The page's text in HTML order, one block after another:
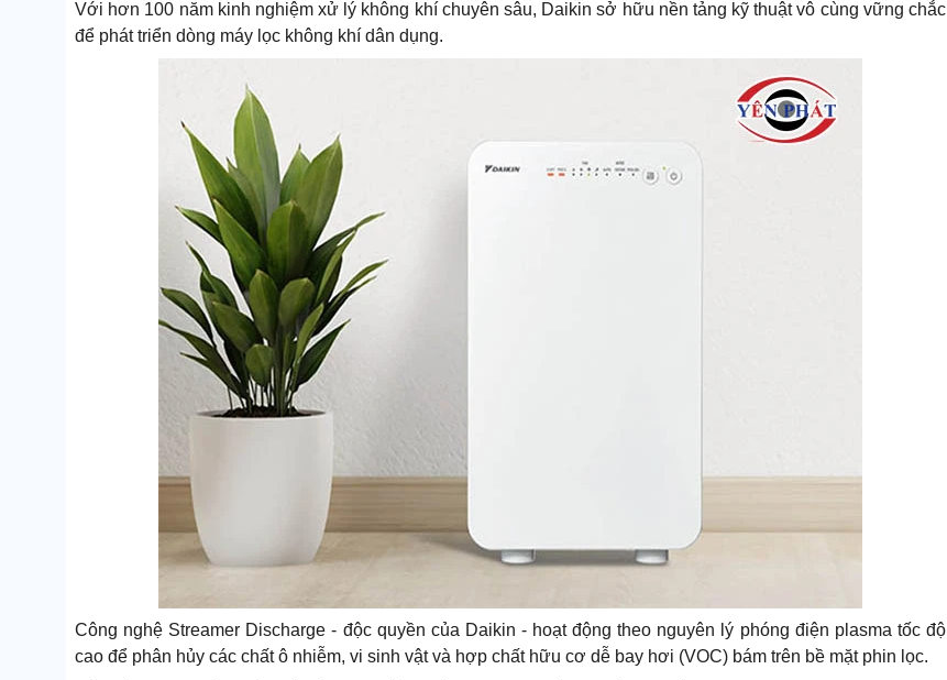
Với hơn 100 năm kinh nghiệm xử lý không khí chuyên sâu, Daikin sở hữu nền tảng kỹ thuật vô cùng vững chắc
để phát triển dòng máy lọc không khí dân dụng.
Công nghệ Streamer Discharge - độc quyền của Daikin - hoạt động theo nguyên lý phóng điện plasma tốc độ
cao để phân hủy các chất ô nhiễm, vi sinh vật và hợp chất hữu cơ dễ bay hơi (VOC) bám trên bề mặt phin lọc.